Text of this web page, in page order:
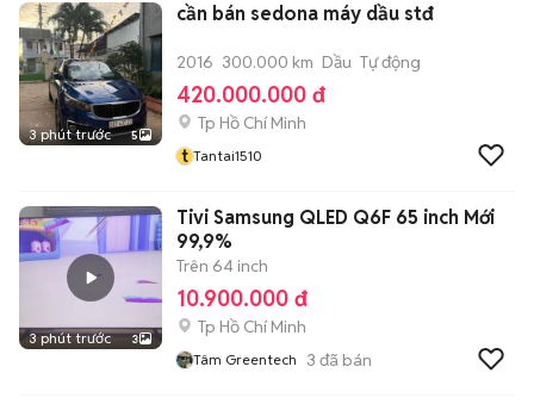
3 phút trước 5
cần bán sedona máy dầu stđ
2016 300.000 km Dầu Tự động
420.000.000 đ
Tp Hồ Chí Minh
t Tantai1510
3 phút trước 3
Tivi Samsung QLED Q6F 65 inch Mới
99,9%
Trên 64 inch
10.900.000 đ
Tp Hồ Chí Minh
Tâm Greentech 3 đã bán